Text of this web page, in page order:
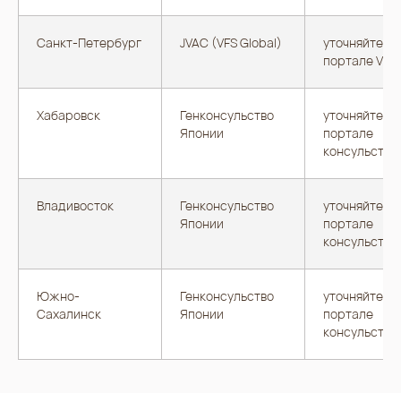
Санкт-Петербург JVAC (VFS Global)
уточняйте на
портале VFS
Хабаровск
Генконсульство
Японии
уточняйте на
портале
консульства
Владивосток
Генконсульство
Японии
уточняйте на
портале
консульства
Южно-
Сахалинск
Генконсульство
Японии
уточняйте на
портале
консульства